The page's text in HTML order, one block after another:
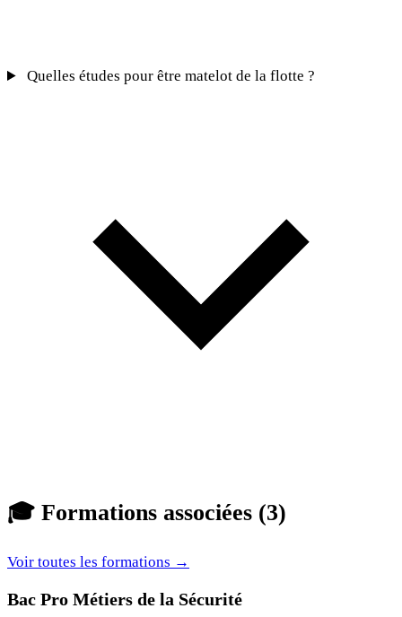
Quelles études pour être matelot de la flotte ?
🎓 Formations associées (3)
Voir toutes les formations →
Bac Pro Métiers de la Sécurité